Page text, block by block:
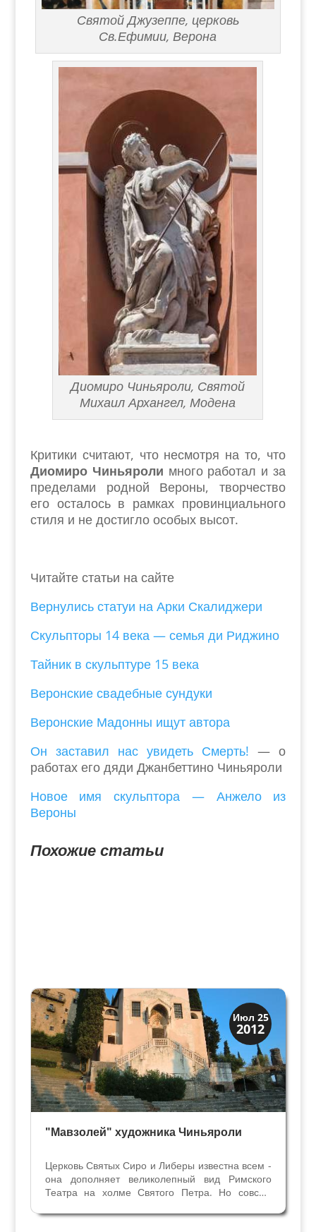
Святой Джузеппе, церковь
Св.Ефимии, Верона
Диомиро Чиньяроли, Святой
Михаил Архангел, Модена
Критики считают, что несмотря на то, что
Диомиро Чиньяроли много работал и за
пределами родной Вероны, творчество
его осталось в рамках провинциального
стиля и не достигло особых высот.
Читайте статьи на сайте
Вернулись статуи на Арки Скалиджери
Скульпторы 14 века — семья ди Риджино
Тайник в скульптуре 15 века
Веронские свадебные сундуки
Веронские Мадонны ищут автора
Он заставил нас увидеть Смерть! — о
работах его дяди Джанбеттино Чиньяроли
Новое имя скульптора — Анжело из
Вероны
Похожие статьи
Июл 25
2012
Верона
Веронцы
"Мавзолей" художника Чиньяроли
Церковь Святых Сиро и Либеры известна всем -
она дополняет великолепный вид Римского
Театра на холме Святого Петра. Но совсем
интересные произведения искусства и могила